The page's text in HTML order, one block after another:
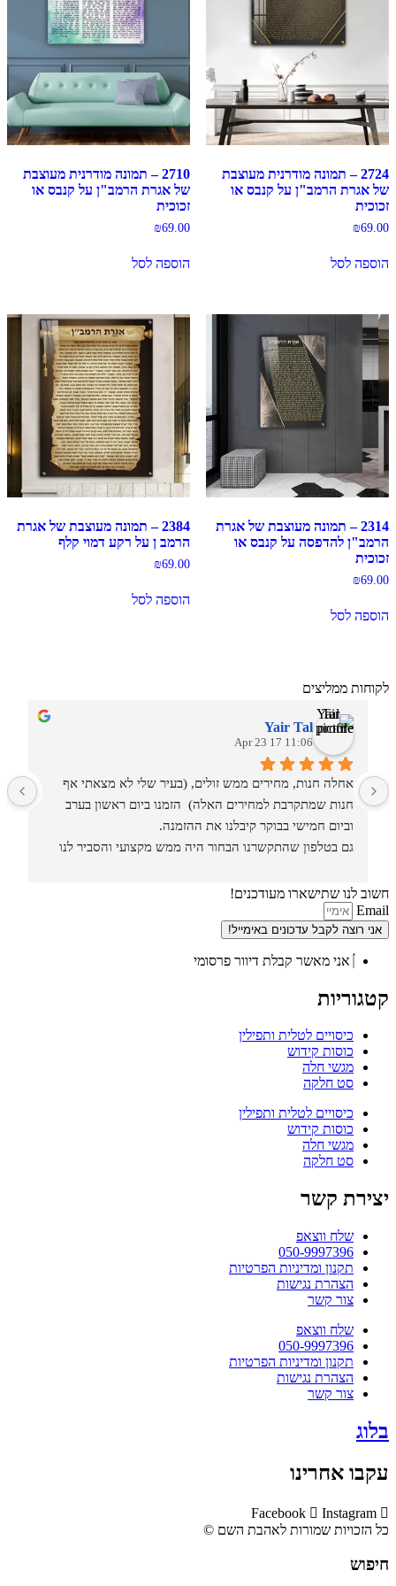
2724 – תמונה מודרנית מעוצבת
של אגרת הרמב"ן על קנבס או
זכוכית
₪69.00
הוספה לסל
2710 – תמונה מודרנית מעוצבת
של אגרת הרמב"ן על קנבס או
זכוכית
₪69.00
הוספה לסל
2314 – תמונה מעוצבת של אגרת
הרמב"ן להדפסה על קנבס או
זכוכית
₪69.00
הוספה לסל
2384 – תמונה מעוצבת של אגרת
הרמב ן על רקע דמוי קלף
₪69.00
הוספה לסל
לקוחות ממליצים
Yair Tal
11:06 17 Apr 23
וביום חמישי בבוקר קיבלנו את ההזמנה.
חשוב לנו שתישארו מעודכנים!
Email
אני רוצה לקבל עדכונים באימייל!
אני מאשר קבלת דיוור פרסומי
קטגוריות
כיסויים לטלית ותפילין
כוסות קידוש
מגשי חלה
סט חלקה
כיסויים לטלית ותפילין
כוסות קידוש
מגשי חלה
סט חלקה
יצירת קשר
שלח ווצאפ
050-9997396
תקנון ומדיניות הפרטיות
הצהרת נגישות
צור קשר
שלח ווצאפ
050-9997396
תקנון ומדיניות הפרטיות
הצהרת נגישות
צור קשר
בלוג
עקבו אחרינו
Facebook
Instagram
כל הזכויות שמורות לאהבת השם ©​
חיפוש